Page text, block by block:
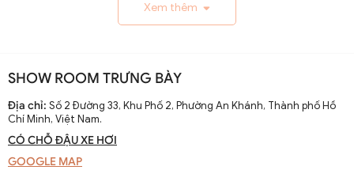
pháp thông gió hiệu quả ở các khu vực nhiệt đới. Ban đầu
được làm thủ công và chạy bằng điện từ pin, chúng
nhanh chóng phát triển với sự tiến bộ của công nghệ
điện.
Sự thay đổi và cải tiến qua các thập kỷ
Xem thêm
SHOW ROOM TRƯNG BÀY
Địa chỉ: Số 2 Đường 33, Khu Phố 2, Phường An Khánh, Thành phố Hồ
Chí Minh, Việt Nam.
CÓ CHỖ ĐẬU XE HƠI
GOOGLE MAP